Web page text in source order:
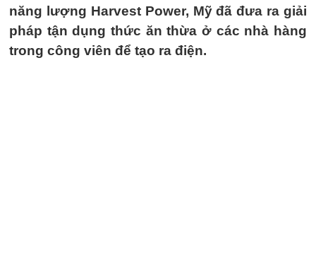
năng lượng Harvest Power, Mỹ đã đưa ra giải
pháp tận dụng thức ăn thừa ở các nhà hàng
trong công viên để tạo ra điện.